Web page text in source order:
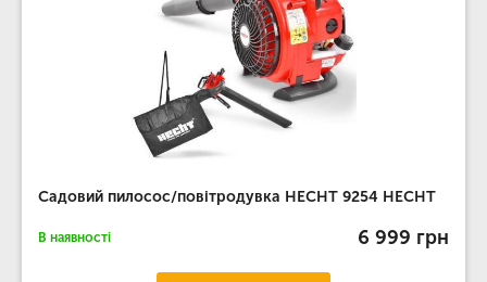
Садовий пилосос/повітродувка HECHT 9254 HECHT
В наявності 6 999 грн